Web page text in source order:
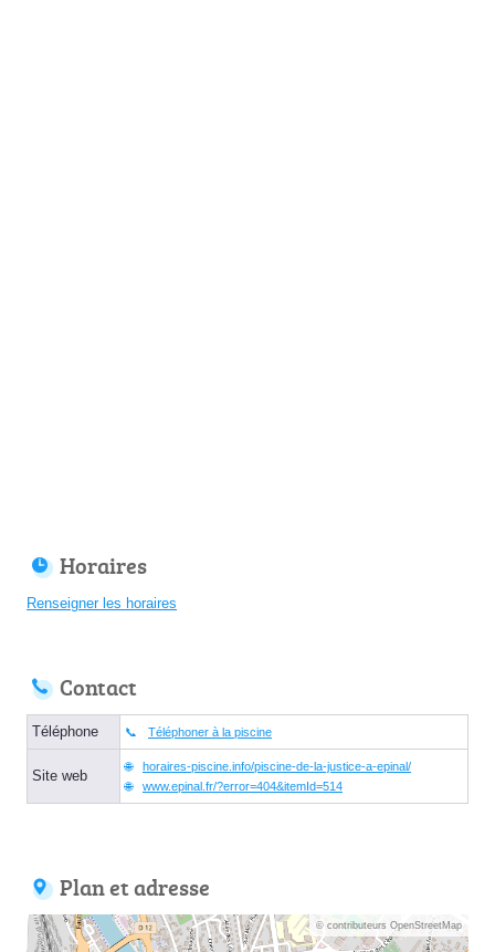
Horaires
Renseigner les horaires
Contact
Téléphone Téléphoner à la piscine
Site web
horaires-piscine.info/piscine-de-la-justice-a-epinal/
www.epinal.fr/?error=404&itemId=514
Plan et adresse
© contributeurs OpenStreetMap